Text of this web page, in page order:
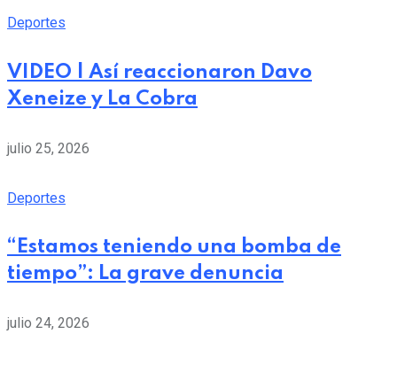
Deportes
VIDEO | Así reaccionaron Davo
Xeneize y La Cobra
julio 25, 2026
Deportes
“Estamos teniendo una bomba de
tiempo”: La grave denuncia
julio 24, 2026